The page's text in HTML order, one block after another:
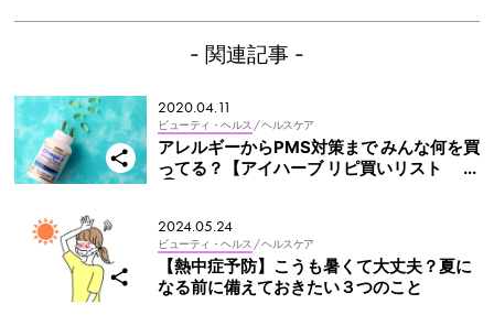
- 関連記事 -
2020.04.11
ビューティ・ヘルス / ヘルスケア
アレルギーからPMS対策まで みんな何を買
ってる？【アイハーブ リピ買いリスト
2024.05.24
ビューティ・ヘルス / ヘルスケア
【熱中症予防】こうも暑くて大丈夫？夏に
なる前に備えておきたい３つのこと